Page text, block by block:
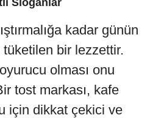
kadar günün
bir lezzettir.
olması onu
tost markası, kafe
için dikkat çekici ve